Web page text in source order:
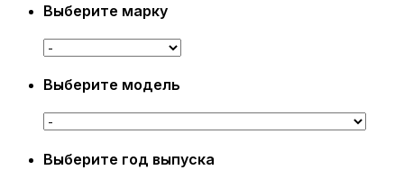
Выберите марку
Выберите модель
Выберите год выпуска